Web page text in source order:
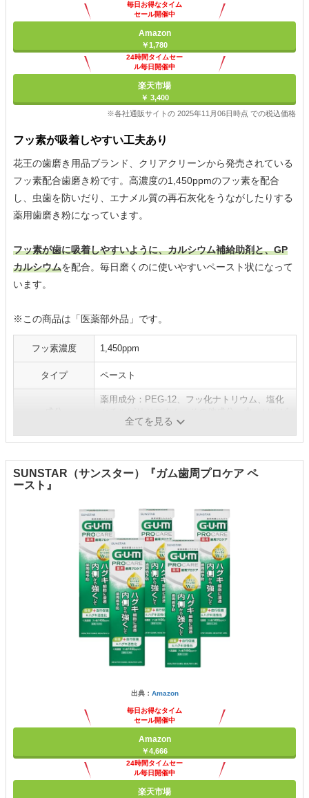
毎日お得なタイム
セール開催中
Amazon
￥1,780
24時間タイムセー
ル毎日開催中
楽天市場
￥ 3,400
※各社通販サイトの 2025年11月06日時点 での税込価格
フッ素が吸着しやすい工夫あり
花王の歯磨き用品ブランド、クリアクリーンから発売されている
フッ素配合歯磨き粉です。高濃度の1,450ppmのフッ素を配合
し、虫歯を防いだり、エナメル質の再石灰化をうながしたりする
薬用歯磨き粉になっています。
フッ素が歯に吸着しやすいように、カルシウム補給助剤と、GP
カルシウムを配合。毎日磨くのに使いやすいペースト状になって
います。
※この商品は「医薬部外品」です。
フッ素濃度 1,450ppm
タイプ ペースト
薬用成分：PEG-12、フッ化ナトリウム、塩化
ット液、含水ケイ酸、Wa顆粒、ほか
全てを見る
SUNSTAR（サンスター）『ガム歯周プロケア ペ
ースト』
出典： Amazon
毎日お得なタイム
セール開催中
Amazon
￥4,666
24時間タイムセー
ル毎日開催中
楽天市場